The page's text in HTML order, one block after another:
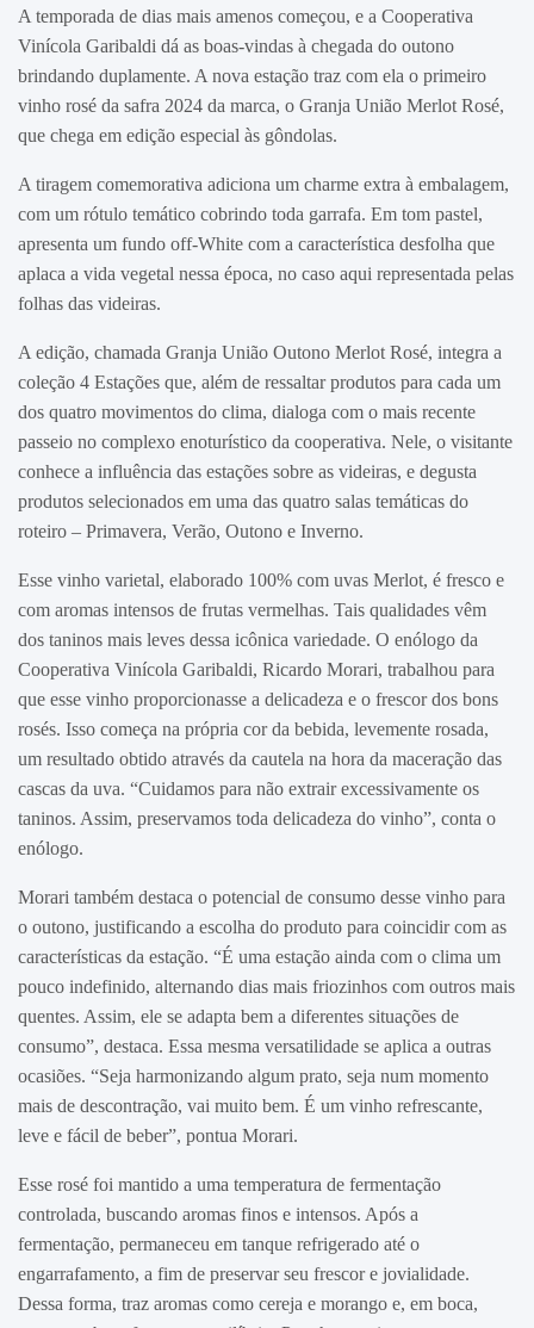
A temporada de dias mais amenos começou, e a Cooperativa
Vinícola Garibaldi dá as boas-vindas à chegada do outono
brindando duplamente. A nova estação traz com ela o primeiro
vinho rosé da safra 2024 da marca, o Granja União Merlot Rosé,
que chega em edição especial às gôndolas.
A tiragem comemorativa adiciona um charme extra à embalagem,
com um rótulo temático cobrindo toda garrafa. Em tom pastel,
apresenta um fundo off-White com a característica desfolha que
aplaca a vida vegetal nessa época, no caso aqui representada pelas
folhas das videiras.
A edição, chamada Granja União Outono Merlot Rosé, integra a
coleção 4 Estações que, além de ressaltar produtos para cada um
dos quatro movimentos do clima, dialoga com o mais recente
passeio no complexo enoturístico da cooperativa. Nele, o visitante
conhece a influência das estações sobre as videiras, e degusta
produtos selecionados em uma das quatro salas temáticas do
roteiro – Primavera, Verão, Outono e Inverno.
Esse vinho varietal, elaborado 100% com uvas Merlot, é fresco e
com aromas intensos de frutas vermelhas. Tais qualidades vêm
dos taninos mais leves dessa icônica variedade. O enólogo da
Cooperativa Vinícola Garibaldi, Ricardo Morari, trabalhou para
que esse vinho proporcionasse a delicadeza e o frescor dos bons
rosés. Isso começa na própria cor da bebida, levemente rosada,
um resultado obtido através da cautela na hora da maceração das
cascas da uva. “Cuidamos para não extrair excessivamente os
taninos. Assim, preservamos toda delicadeza do vinho”, conta o
enólogo.
Morari também destaca o potencial de consumo desse vinho para
o outono, justificando a escolha do produto para coincidir com as
características da estação. “É uma estação ainda com o clima um
pouco indefinido, alternando dias mais friozinhos com outros mais
quentes. Assim, ele se adapta bem a diferentes situações de
consumo”, destaca. Essa mesma versatilidade se aplica a outras
ocasiões. “Seja harmonizando algum prato, seja num momento
mais de descontração, vai muito bem. É um vinho refrescante,
leve e fácil de beber”, pontua Morari.
Esse rosé foi mantido a uma temperatura de fermentação
controlada, buscando aromas finos e intensos. Após a
fermentação, permaneceu em tanque refrigerado até o
engarrafamento, a fim de preservar seu frescor e jovialidade.
Dessa forma, traz aromas como cereja e morango e, em boca,